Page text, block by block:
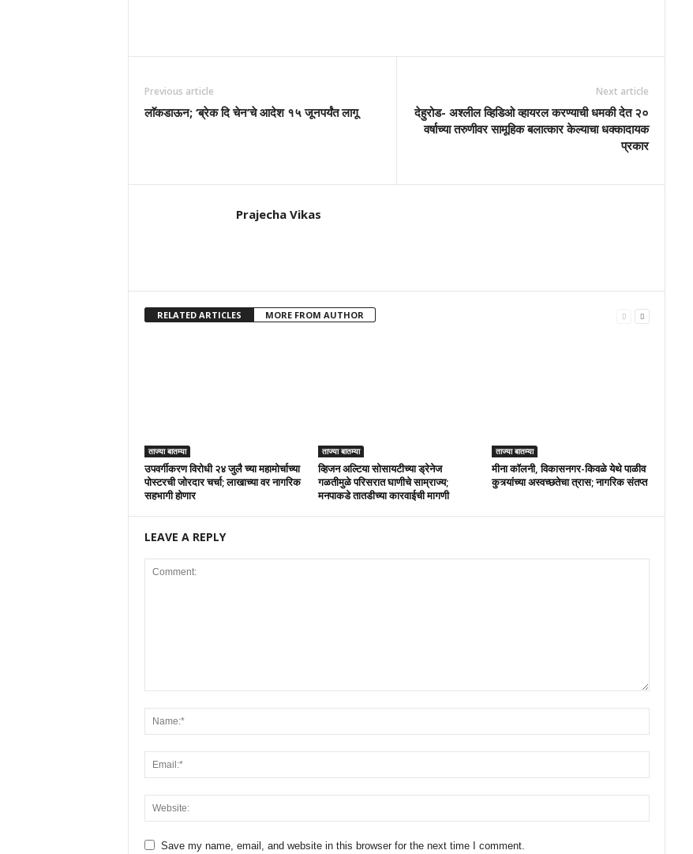
Previous article
लाॅकडाऊन; ‘ब्रेक दि चेन’चे आदेश १५ जूनपर्यंत लागू
Next article
देहुरोड- अश्लील व्हिडिओ व्हायरल करण्याची धमकी देत २०
वर्षाच्या तरुणीवर सामूहिक बलात्कार केल्याचा धक्कादायक
प्रकार
Prajecha Vikas
RELATED ARTICLES MORE FROM AUTHOR
ताज्या बातम्या
उपवर्गीकरण विरोधी २४ जुलै च्या महामोर्चाच्या
पोस्टरची जोरदार चर्चा; लाखाच्या वर नागरिक
सहभागी होणार
ताज्या बातम्या
व्हिजन अल्टिया सोसायटीच्या ड्रेनेज
गळतीमुळे परिसरात घाणीचे साम्राज्य;
मनपाकडे तातडीच्या कारवाईची मागणी
ताज्या बातम्या
मीना कॉलनी, विकासनगर-किवळे येथे पाळीव
कुत्र्यांच्या अस्वच्छतेचा त्रास; नागरिक संतप्त
LEAVE A REPLY
Save my name, email, and website in this browser for the next time I comment.